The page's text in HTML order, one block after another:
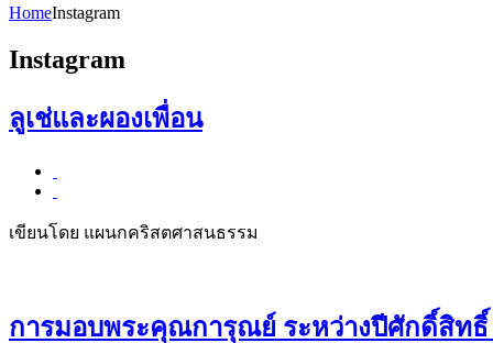
HomeInstagram
Instagram
ลูเช่และผองเพื่อน
เขียนโดย แผนกคริสตศาสนธรรม
การมอบพระคุณการุณย์ ระหว่างปีศักดิ์สิทธิ์